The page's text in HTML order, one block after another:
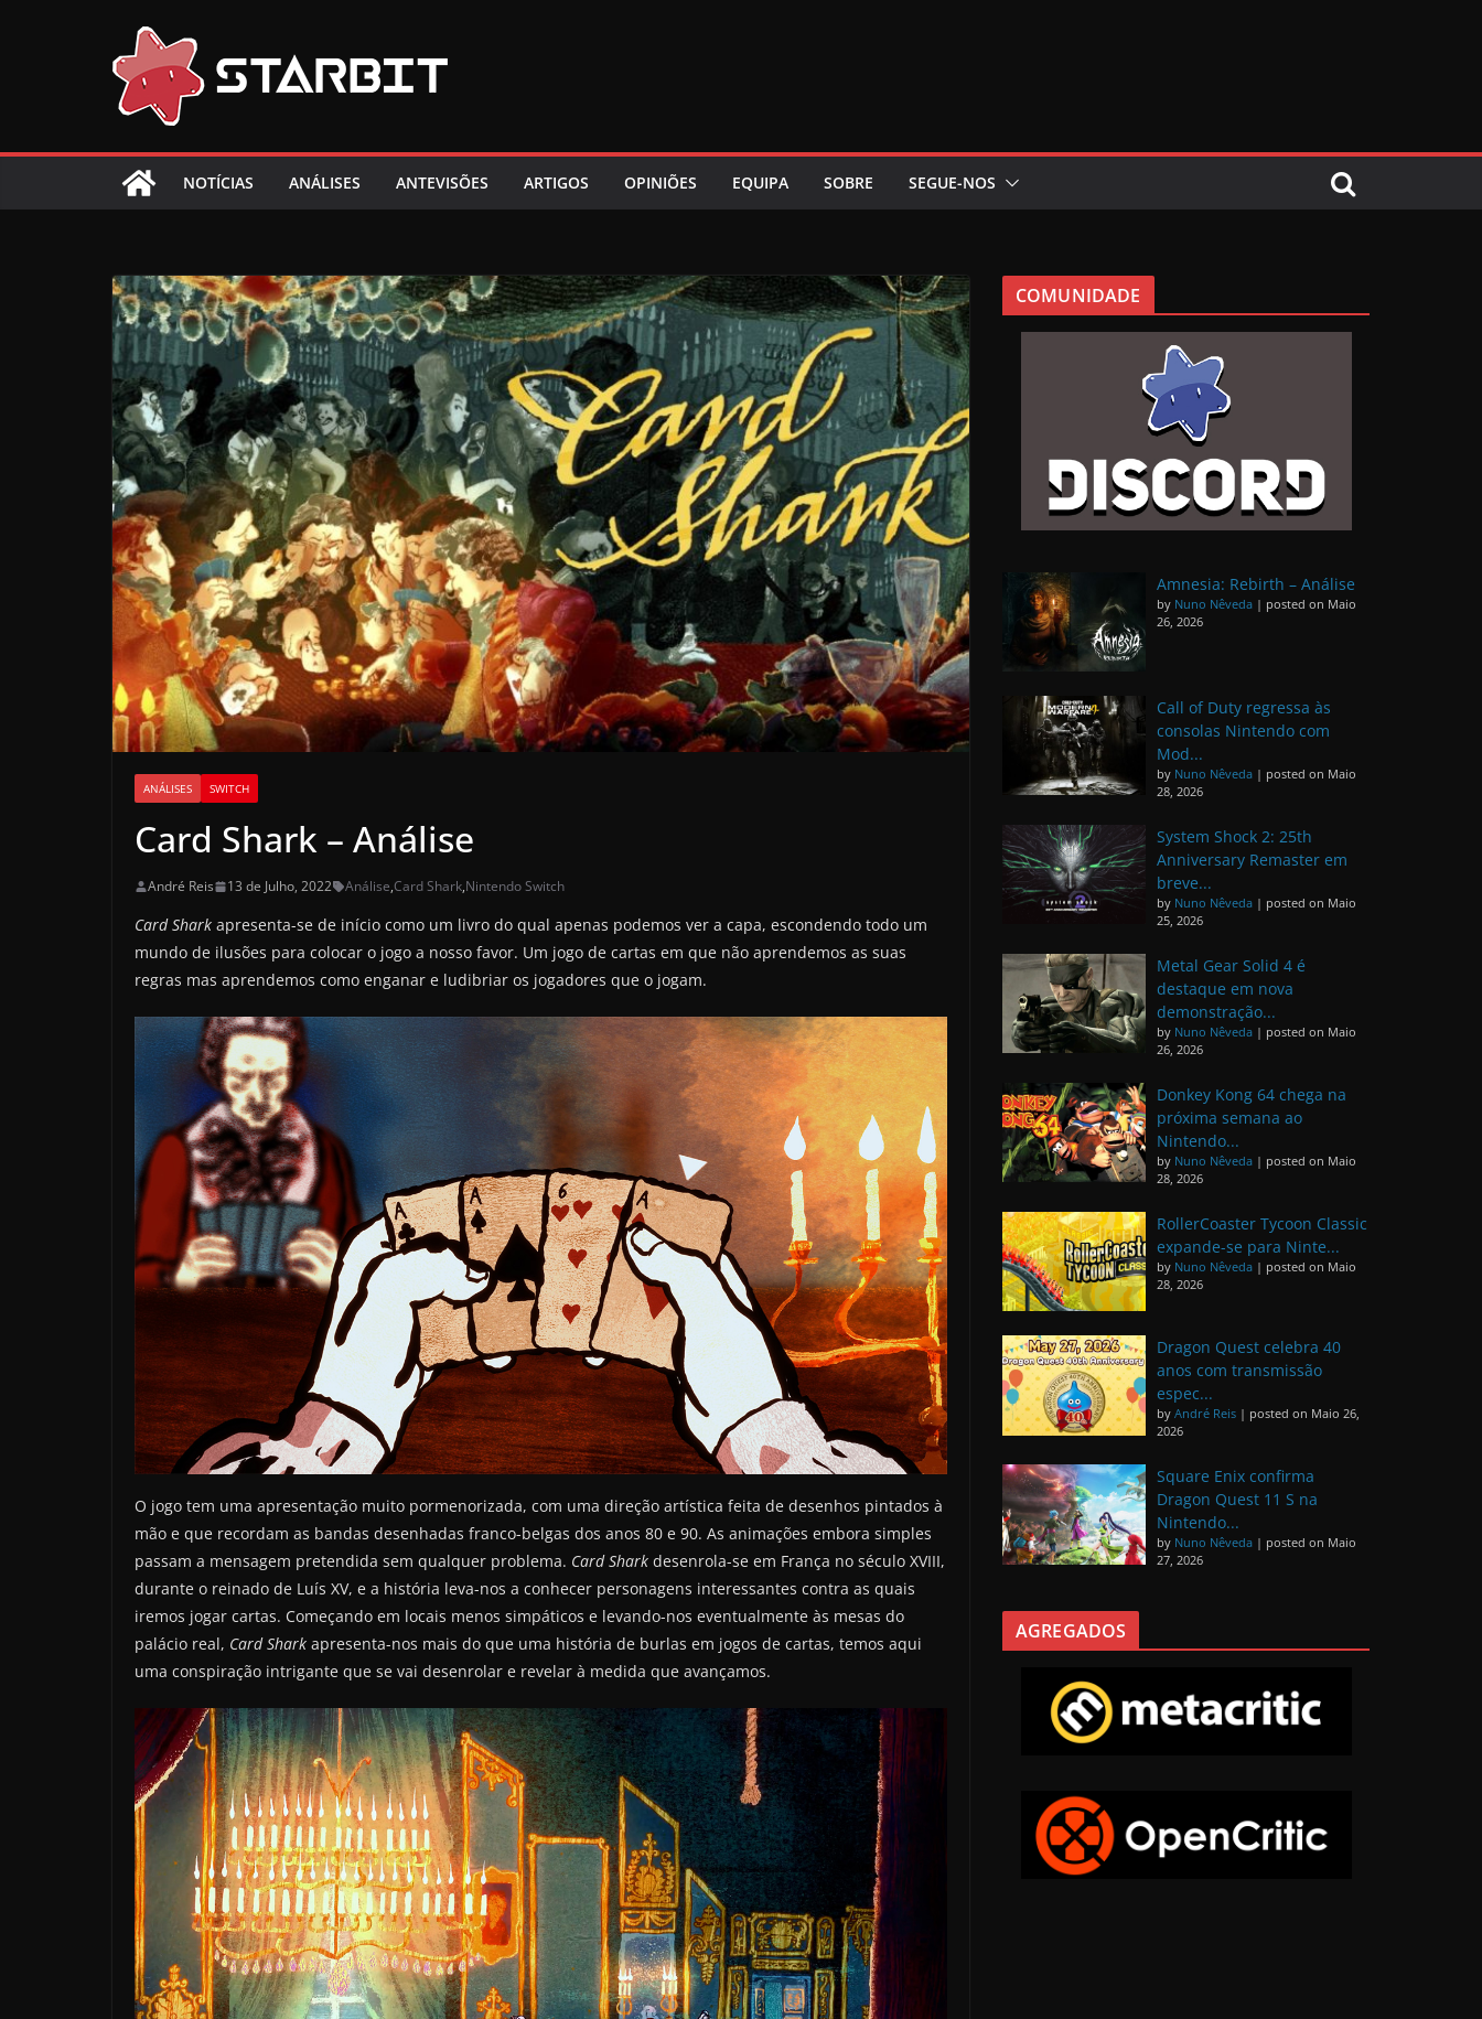
NOTÍCIAS ANÁLISES ANTEVISÕES ARTIGOS OPINIÕES EQUIPA SOBRE SEGUE-NOS
ANÁLISES SWITCH
Card Shark – Análise
André Reis 13 de Julho, 2022 Análise,Card Shark,Nintendo Switch
Card Shark apresenta-se de início como um livro do qual apenas podemos ver a capa, escondendo todo um
mundo de ilusões para colocar o jogo a nosso favor. Um jogo de cartas em que não aprendemos as suas
regras mas aprendemos como enganar e ludibriar os jogadores que o jogam.
O jogo tem uma apresentação muito pormenorizada, com uma direção artística feita de desenhos pintados à
mão e que recordam as bandas desenhadas franco-belgas dos anos 80 e 90. As animações embora simples
passam a mensagem pretendida sem qualquer problema. Card Shark desenrola-se em França no século XVIII,
durante o reinado de Luís XV, e a história leva-nos a conhecer personagens interessantes contra as quais
iremos jogar cartas. Começando em locais menos simpáticos e levando-nos eventualmente às mesas do
palácio real, Card Shark apresenta-nos mais do que uma história de burlas em jogos de cartas, temos aqui
uma conspiração intrigante que se vai desenrolar e revelar à medida que avançamos.
COMUNIDADE
Amnesia: Rebirth – Análise
by Nuno Nêveda | posted on Maio
26, 2026
Call of Duty regressa às
consolas Nintendo com
Mod...
by Nuno Nêveda | posted on Maio
28, 2026
System Shock 2: 25th
Anniversary Remaster em
breve...
by Nuno Nêveda | posted on Maio
25, 2026
Metal Gear Solid 4 é
destaque em nova
demonstração...
by Nuno Nêveda | posted on Maio
26, 2026
Donkey Kong 64 chega na
próxima semana ao
Nintendo...
by Nuno Nêveda | posted on Maio
28, 2026
RollerCoaster Tycoon Classic
expande-se para Ninte...
by Nuno Nêveda | posted on Maio
28, 2026
Dragon Quest celebra 40
anos com transmissão
espec...
by André Reis | posted on Maio 26,
2026
Square Enix confirma
Dragon Quest 11 S na
Nintendo...
by Nuno Nêveda | posted on Maio
27, 2026
AGREGADOS